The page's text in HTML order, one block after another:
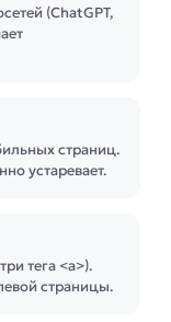
(ChatGPT,
страниц.
устаревает.
тега <a>).
страницы.